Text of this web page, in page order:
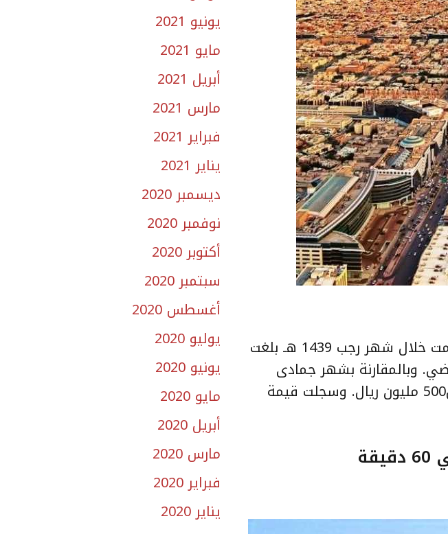
بينت البيانات الصادرة عن وزارة العدل أن قيمة الصفقات العقارية التي تمت خلال شهر رجب 1439 هـ بلغت
من العام الماضي. وبالمقارنة بشهر جمادى
الآخر 1439هـ، فقد سجلت الصفقات العقارية تراجعا بنسبة 4 % ما يعادل500 مليون ريال. وسجلت قيمة
يونيو 2021
مايو 2021
أبريل 2021
مارس 2021
فبراير 2021
يناير 2021
ديسمبر 2020
نوفمبر 2020
أكتوبر 2020
سبتمبر 2020
أغسطس 2020
يوليو 2020
يونيو 2020
مايو 2020
أبريل 2020
مارس 2020
فبراير 2020
يناير 2020